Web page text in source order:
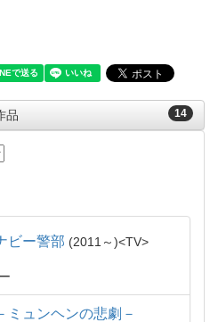
14
品
ビー警部 2011～ TV
ュンヘンの悲劇－